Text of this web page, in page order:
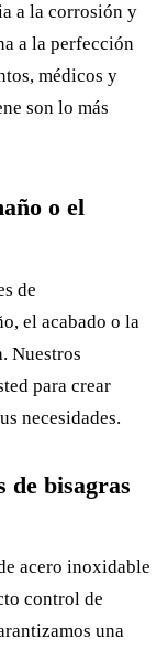
a la corrosión y
a la perfección
médicos y
son lo más
o el
de
el acabado o la
Nuestros
para crear
necesidades.
de bisagras
acero inoxidable
control de
una